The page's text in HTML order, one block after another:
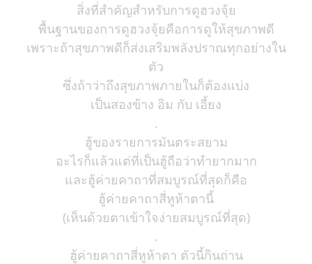
สิ่งที่สำคัญสำหรับการดูฮวงจุ้ย
พื้นฐานของการดูฮวงจุ้ยคือการดูให้สุขภาพดี
เพราะถ้าสุขภาพดีก็ส่งเสริมพลังปราณทุกอย่างใน
ตัว
ซึ่งถ้าว่าถึงสุขภาพภายในก็ต้องแบ่ง
เป็นสองข้าง อิม กับ เอี้ยง
.
ฮู้ของรายการมันตระสยาม
อะไรก็แล้วแต่ที่เป็นฮู้ถือว่าทำยากมาก
และฮู้ค่ายคาถาที่สมบูรณ์ที่สุดก็คือ
ฮู้ค่ายคาถาสี่หูห้าตานี้
(เห็นด้วยตาเข้าใจง่ายสมบูรณ์ที่สุด)
.
ฮู้ค่ายคาถาสี่หูห้าตา ตัวนี้กินถ่าน